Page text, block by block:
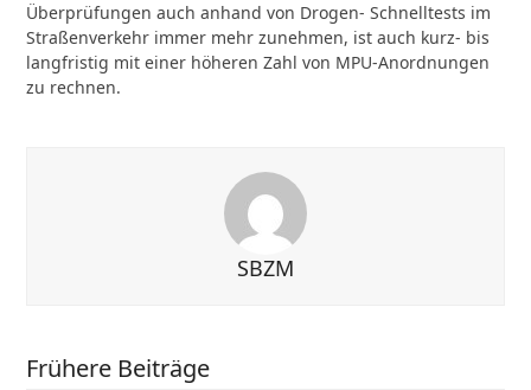
Überprüfungen auch anhand von Drogen- Schnelltests im
Straßenverkehr immer mehr zunehmen, ist auch kurz- bis
langfristig mit einer höheren Zahl von MPU-Anordnungen
zu rechnen.
SBZM
Frühere Beiträge